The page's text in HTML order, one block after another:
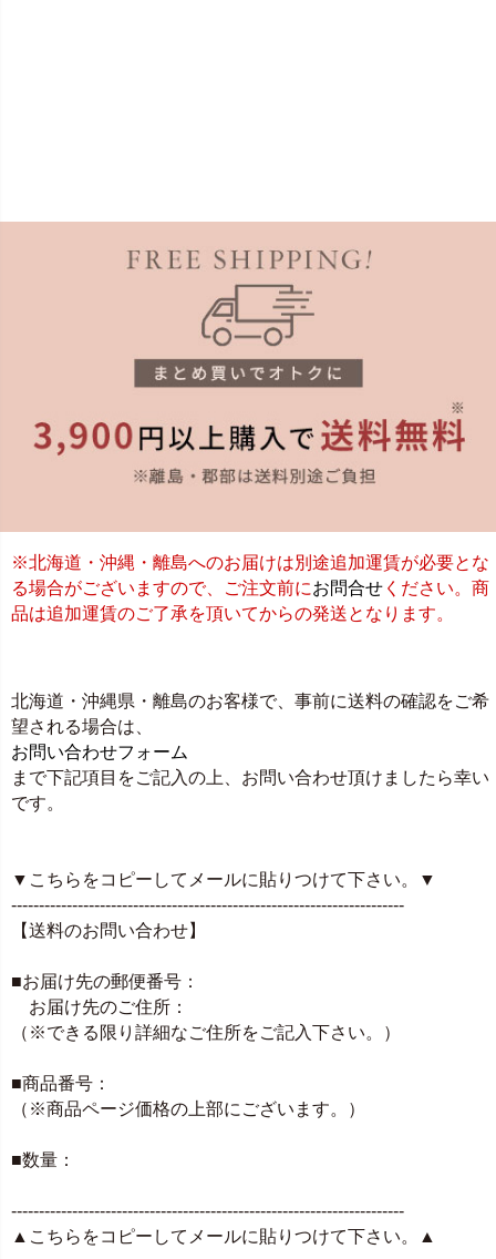
※北海道・沖縄・離島へのお届けは別途追加運賃が必要とな
る場合がございますので、ご注文前にお問合せ ください。商
品は追加運賃のご了承を頂いてからの発送となります。
北海道・沖縄県・離島のお客様で、事前に送料の確認をご希
望される場合は、
お問い合わせフォーム
まで下記項目をご記入の上、お問い合わせ頂けましたら幸い
です。
▼こちらをコピーしてメールに貼りつけて下さい。▼
-----------------------------------------------------------------------
【送料のお問い合わせ】
■お届け先の郵便番号：
お届け先のご住所：
（※できる限り詳細なご住所をご記入下さい。）
■商品番号：
（※商品ページ価格の上部にございます。）
■数量：
-----------------------------------------------------------------------
▲こちらをコピーしてメールに貼りつけて下さい。▲